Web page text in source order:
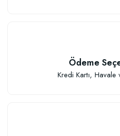
Ödeme
Kredi Kartı, Havale